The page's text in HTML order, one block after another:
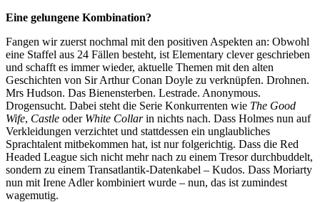
Eine gelungene Kombination?
Fangen wir zuerst nochmal mit den positiven Aspekten an: Obwohl
eine Staffel aus 24 Fällen besteht, ist Elementary clever geschrieben
und schafft es immer wieder, aktuelle Themen mit den alten
Geschichten von Sir Arthur Conan Doyle zu verknüpfen. Drohnen.
Mrs Hudson. Das Bienensterben. Lestrade. Anonymous.
Drogensucht. Dabei steht die Serie Konkurrenten wie The Good
Wife, Castle oder White Collarin nichts nach. Dass Holmes nun auf
Verkleidungen verzichtet und stattdessen ein unglaubliches
Sprachtalent mitbekommen hat, ist nur folgerichtig. Dass die Red
Headed League sich nicht mehr nach zu einem Tresor durchbuddelt,
sondern zu einem Transatlantik-Datenkabel – Kudos. Dass Moriarty
nun mit Irene Adler kombiniert wurde – nun, das ist zumindest
wagemutig.